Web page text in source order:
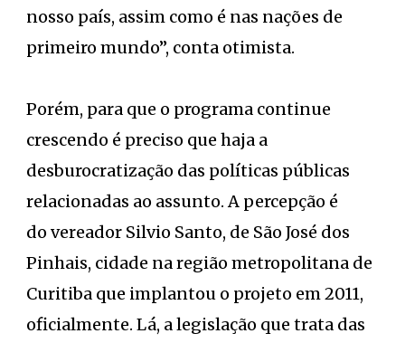
nosso país, assim como é nas nações de
primeiro mundo”, conta otimista.
Porém, para que o programa continue
crescendo é preciso que haja a
desburocratização das políticas públicas
relacionadas ao assunto. A percepção é
do vereador Silvio Santo, de São José dos
Pinhais, cidade na região metropolitana de
Curitiba que implantou o projeto em 2011,
oficialmente. Lá, a legislação que trata das